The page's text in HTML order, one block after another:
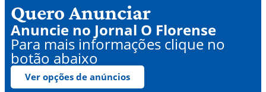
Quero Anunciar
Anuncie no Jornal O Florense
Para mais informações clique no
botão abaixo
Ver opções de anúncios